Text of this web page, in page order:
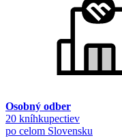
Osobný odber
20 kníhkupectiev
po celom Slovensku